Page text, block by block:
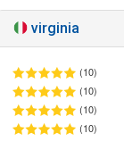
virginia
(10)
(10)
(10)
(10)